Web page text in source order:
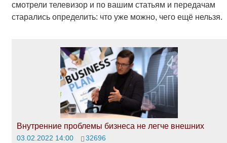
смотрели телевизор и по вашим статьям и передачам
старались определить: что уже можно, чего ещё нельзя.
Внутренние проблемы бизнеса не легче внешних
03.02.2022 14:00 32696